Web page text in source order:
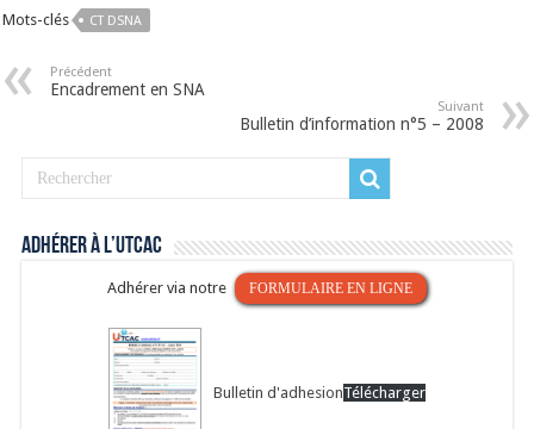
Mots-clés CT DSNA
Précédent
Encadrement en SNA
Suivant
Bulletin d’information n°5 – 2008
Adhérer à l’UTCAC
Adhérer via notre FORMULAIRE EN LIGNE
Bulletin d'adhesionTélécharger